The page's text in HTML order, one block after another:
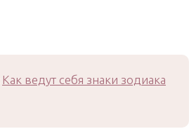
Как ведут себя знаки зодиака